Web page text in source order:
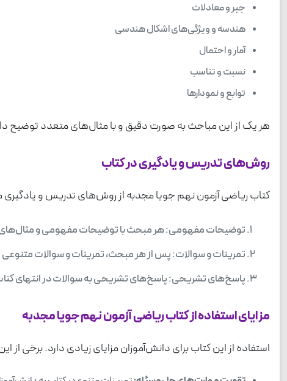
جبر و معادلات
هندسه و ویژگی‌های اشکال هندسی
آمار و احتمال
نسبت و تناسب
توابع و نمودارها
هر یک از این مباحث به صورت دقیق و با مثال‌های متعدد توضیح
روش‌های تدریس و یادگیری در کتاب
کتاب ریاضی آزمون نهم جویا مجدبه از روش‌های تدریس و
توضیحات مفهومی: هر مبحث با توضیحات مفهومی و مثال‌های
تمرینات و سوالات: پس از هر مبحث، تمرینات و سوالات
پاسخ‌های تشریحی: پاسخ‌های تشریحی به سوالات در انتهای
مزایای استفاده از کتاب ریاضی آزمون نهم جویا مجدبه
استفاده از این کتاب برای دانش‌آموزان مزایای زیادی دارد. برخی از این